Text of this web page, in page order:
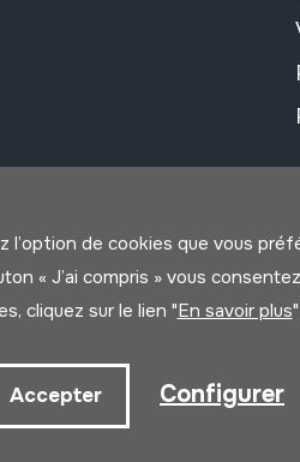
de cookies que vous
« J’ai compris » vous
cliquez sur le lien "En savoir plus
Accepter Configurer